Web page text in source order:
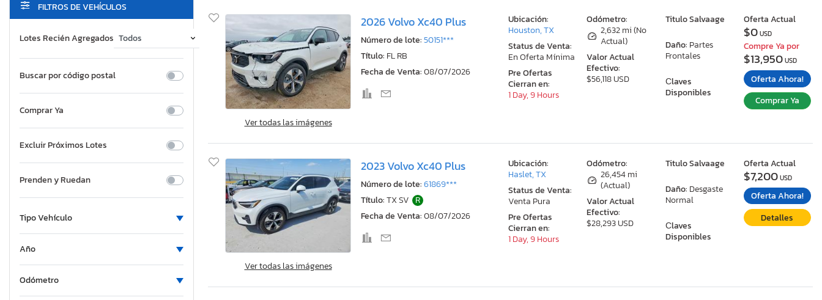
FILTROS DE VEHÍCULOS
Lotes Recién Agregados
Buscar por código postal
Comprar Ya
Excluir Próximos Lotes
Prenden y Ruedan
Tipo Vehículo
Año
Odómetro
Ver todas las imágenes
2026 Volvo Xc40 Plus
Número de lote:50151***
Título: FL RB
Fecha de Venta:08/07/2026
Odómetro:
2,632 mi (No
Actual)
Valor Actual
Efectivo:
$56,118 USD
Titulo Salvaage
Daño: Partes
Frontales
Сlaves
Disponibles
Ubicación:
Houston, TX
Status de Venta:
En Oferta Mínima
Pre Ofertas
Cierran en:
1 Day, 9 Hours
Oferta Actual
$0USD
Compre Ya por
$13,950USD
Oferta Ahora!
Comprar Ya
Ver todas las imágenes
2023 Volvo Xc40 Plus
Número de lote:61869***
Título:TX SV R
Fecha de Venta:08/07/2026
Odómetro:
26,454 mi
(Actual)
Valor Actual
Efectivo:
$28,293 USD
Titulo Salvaage
Daño: Desgaste
Normal
Сlaves
Disponibles
Ubicación:
Haslet, TX
Status de Venta:
Venta Pura
Pre Ofertas
Cierran en:
1 Day, 9 Hours
Oferta Actual
$7,200USD
Oferta Ahora!
Detalles